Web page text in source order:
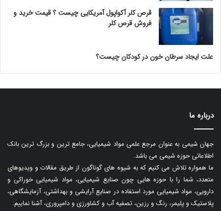
قرص کلر آکواپول آمریکایی چیست ؟ قیمت خرید و
فروش قرص کلر
علت ایجاد سرطان خون در کودکان چیست؟
درباره ما
جهان شیمی به عنوان مرجع علمی مواد شیمیایی، جامع ترین و بزرگ ترین بانک
اطلاعاتی حوزه شیمی می باشد.
ما همواره تلاش می کنیم که به شیوه های گوناگون از طریق مقالات و ویدیوهای
متعدد، شما را با حوزه هایی چون صنایع شیمیایی، مواد شیمیایی خوراکی و
دارویی، مواد شیمیایی مورد استفاده در صنایع آرایشی و بهداشتی، آزمایشگاهی،
پلاستیک و پلیمر، رنگ و رزین، تصفیه آب و کشاورزی و دامپروری، آشنا نماییم.